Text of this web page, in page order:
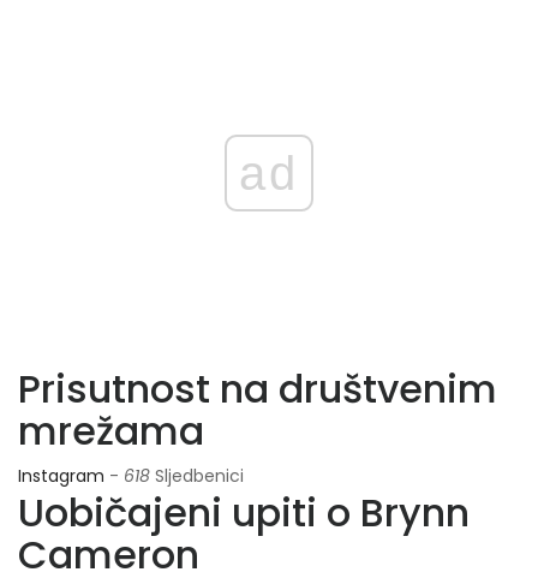
ad
Prisutnost na društvenim
mrežama
Instagram - 618 Sljedbenici
Uobičajeni upiti o Brynn
Cameron